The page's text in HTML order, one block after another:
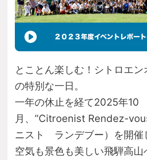
とことん楽しむ！シトロエ
の特別な一日。
一年の休止を経て2025年10
月、 “Citroenist Rendez-
ニスト ランデブー） を開催
空気も景色も美しい飛騨高山